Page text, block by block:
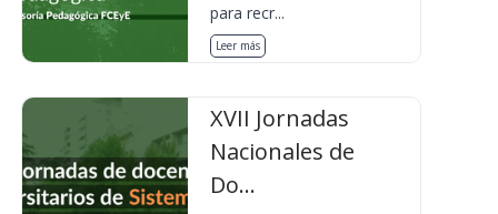
para recr...
Leer más
XVII Jornadas
Nacionales de
Do...